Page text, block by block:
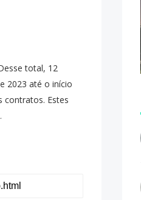
total, 12
2023 até o início
contratos. Estes